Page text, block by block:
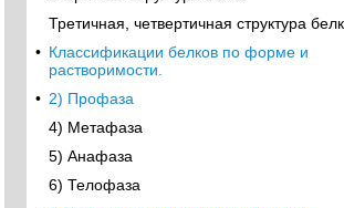
Третичная, четвертичная структура
• Классификации белков по форме и
растворимости.
• 2) Профаза
4) Метафаза
5) Анафаза
6) Телофаза